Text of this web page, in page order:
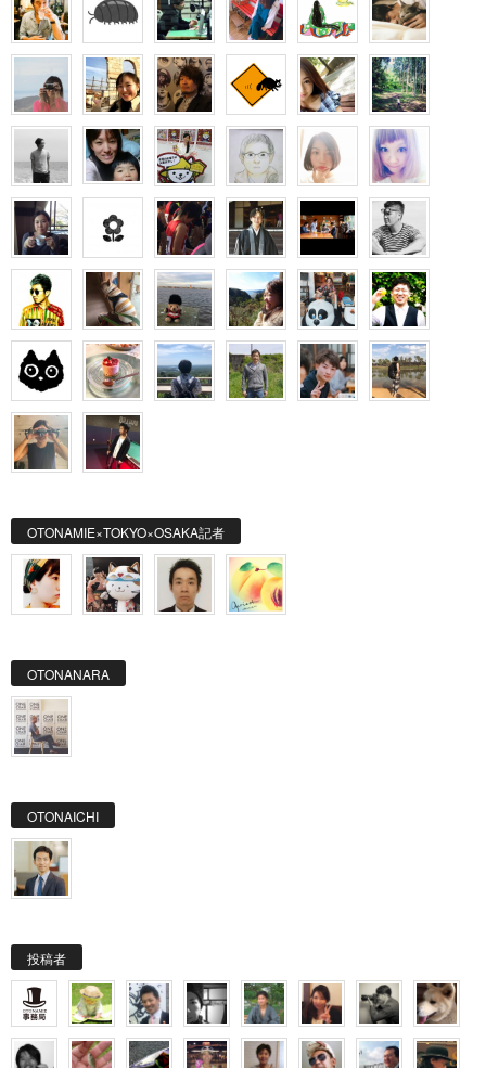
OTONAMIE×TOKYO×OSAKA記者
OTONANARA
OTONAICHI
投稿者